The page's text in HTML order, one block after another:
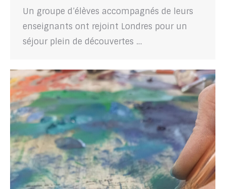
Un groupe d’élèves accompagnés de leurs
enseignants ont rejoint Londres pour un
séjour plein de découvertes …